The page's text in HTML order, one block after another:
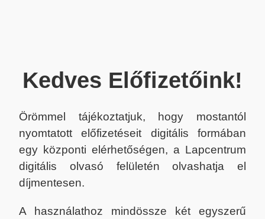
Kedves Előfizetőink!
Örömmel tájékoztatjuk, hogy mostantól
nyomtatott előfizetéseit digitális formában
egy központi elérhetőségen, a Lapcentrum
digitális olvasó felületén olvashatja el
díjmentesen.
A használathoz mindössze két egyszerű